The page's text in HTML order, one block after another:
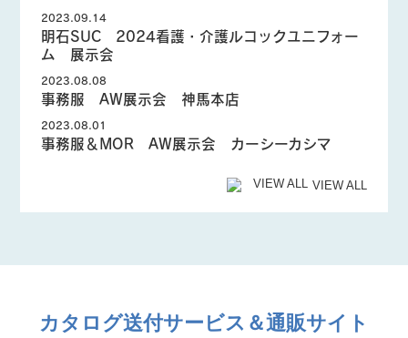
2023.09.14
明石SUC 2024看護・介護ルコックユニフォー
ム 展示会
2023.08.08
事務服 AW展示会 神馬本店
2023.08.01
事務服＆MOR AW展示会 カーシーカシマ
VIEW ALL
カタログ送付サービス＆通販サイト